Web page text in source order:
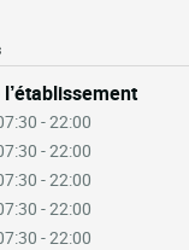
- 22:00
- 22:00
- 22:00
- 22:00
- 22:00